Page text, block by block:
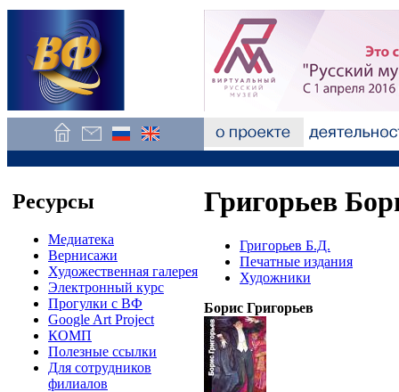
Ресурсы
Медиатека
Вернисажи
Художественная галерея
Электронный курс
Прогулки с ВФ
Google Art Project
КОМП
Полезные ссылки
Для сотрудников
филиалов
Григорьев
Григорьев Б.Д.
Печатные издания
Художники
Борис Григорьев